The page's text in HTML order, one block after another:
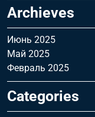
Archieves
Июнь 2025
Май 2025
Февраль 2025
Categories